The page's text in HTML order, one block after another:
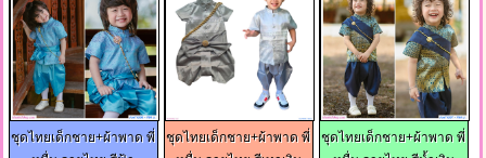
ชุดไทยเด็กชาย+ผ้าพาด พี่
ชุดไทยเด็กชาย+ผ้าพาด พี่
ชุดไทยเด็กชาย+ผ้าพาด พี่